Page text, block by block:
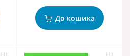
До кошика